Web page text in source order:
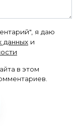
я даю
данных и
в этом